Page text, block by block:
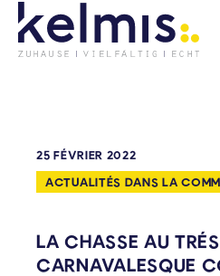
25 FÉVRIER 2022
ACTUALITÉS DANS LA
LA CHASSE AU
CARNAVALESQUE